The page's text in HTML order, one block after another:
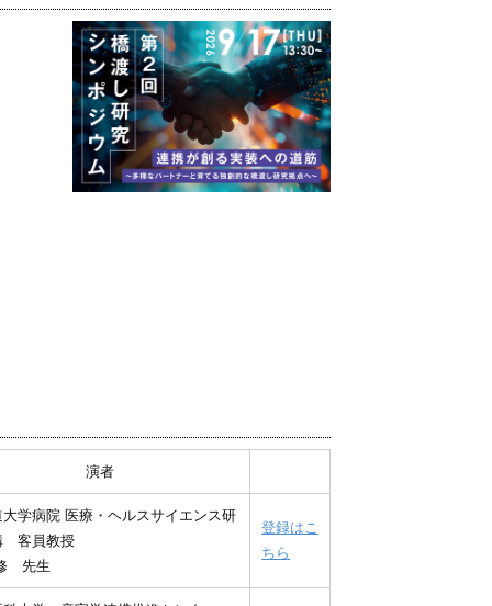
演者
大学病院 医療・ヘルスサイエンス研
客員教授
先生
登録はこ
ちら